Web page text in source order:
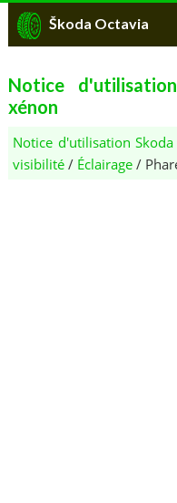
Škoda Octavia
Notice
xénon
Notice d'utilisation
visibilité/ Éclairage/